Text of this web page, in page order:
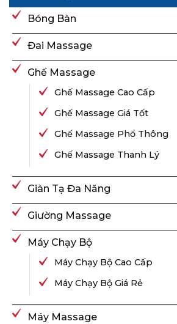
Bóng Bàn
Đai Massage
Ghế Massage
Ghế Massage Cao Cấp
Ghế Massage Giá Tốt
Ghế Massage Phổ Thông
Ghế Massage Thanh Lý
Giàn Tạ Đa Năng
Giường Massage
Máy Chạy Bộ
Máy Chạy Bộ Cao Cấp
Máy Chạy Bộ Giá Rẻ
Máy Massage